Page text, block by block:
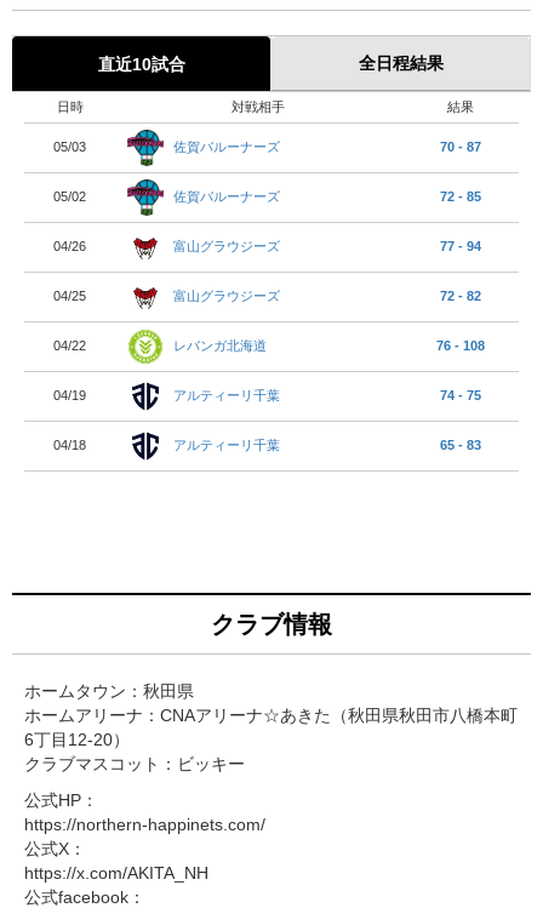
直近10試合 全日程結果
日時 対戦相手 結果
05/03 佐賀バルーナーズ 70 - 87
05/02 佐賀バルーナーズ 72 - 85
04/26 富山グラウジーズ 77 - 94
04/25 富山グラウジーズ 72 - 82
04/22 レバンガ北海道 76 - 108
04/19 アルティーリ千葉 74 - 75
04/18 アルティーリ千葉 65 - 83
クラブ情報
ホームタウン：秋田県
ホームアリーナ：CNAアリーナ☆あきた（秋田県秋田市八橋本町
6丁目12-20）
クラブマスコット：ビッキー
公式HP：
https://northern-happinets.com/
公式X：
https://x.com/AKITA_NH
公式facebook：